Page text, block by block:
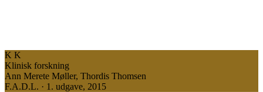
K K
Klinisk forskning
Ann Merete Møller, Thordis Thomsen
F.A.D.L. · 1. udgave, 2015